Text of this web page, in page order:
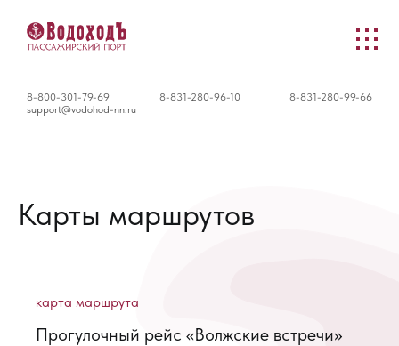
8-800-301-79-69 8-831-280-96-10
8-831-280-99-66
support@vodohod-nn.ru
Карты маршрутов
карта маршрута
Прогулочный рейс «Волжские встречи»